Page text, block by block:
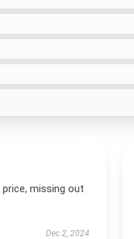
missing out
Dec 2, 2024